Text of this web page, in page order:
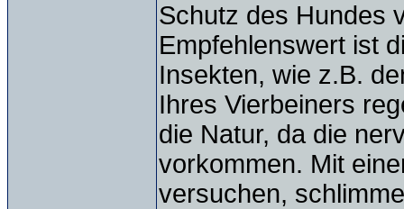
Schutz des Hundes
Empfehlenswert ist
Insekten, wie z.B.
Ihres Vierbeiners
die Natur, da die
vorkommen. Mit
versuchen,